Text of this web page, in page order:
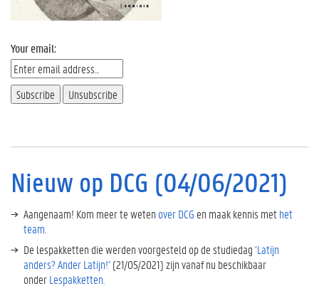
Your email:
Nieuw op DCG (04/06/2021)
Aangenaam! Kom meer te weten over DCG en maak kennis methet
team
De lespakketten die werden voorgesteld op de studiedag‘Latijn
anders? Ander Latijn!’ (21/05/2021) zijn vanaf nu beschikbaar
onderLespakketten.